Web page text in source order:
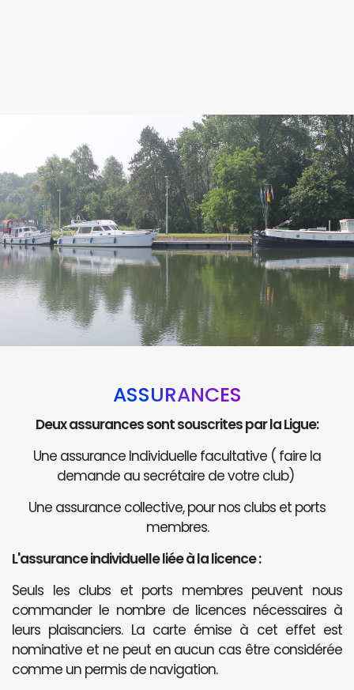
ASSURANCES
Deux assurances sont souscrites par la Ligue:
Une assurance Individuelle facultative ( faire la
demande au secrétaire de votre club)
Une assurance collective, pour nos clubs et ports
membres.
L'assurance individuelle liée à la licence :
Seuls les clubs et ports membres peuvent nous
commander le nombre de licences nécessaires à
leurs plaisanciers. La carte émise à cet effet est
nominative et ne peut en aucun cas être considérée
comme un permis de navigation.